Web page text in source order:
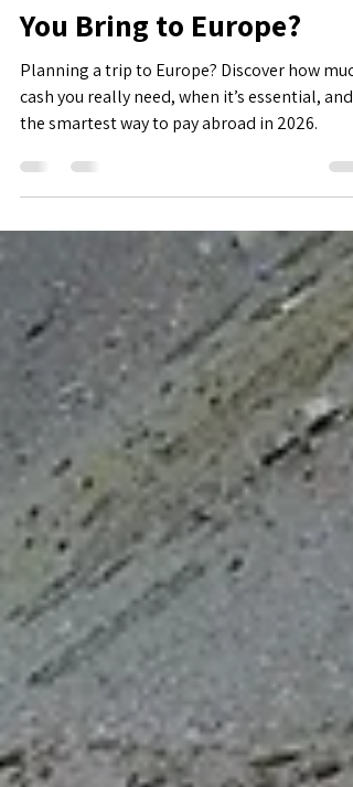
How Much Cash Should
You Bring to Europe?
Planning a trip to Europe? Discover how much
cash you really need, when it’s essential, and
the smartest way to pay abroad in 2026.